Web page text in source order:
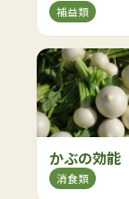
補益類
かぶの効能
消食類